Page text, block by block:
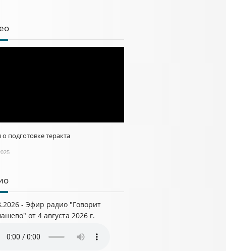
о подготовке теракта
- Эфир радио "Говорит
от 4 августа 2026 г.